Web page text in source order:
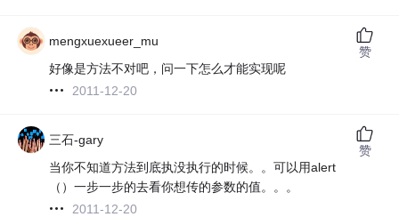
mengxuexueer_mu
好像是方法不对吧，问一下怎么才能实现呢
2011-12-20
赞
三石-gary
当你不知道方法到底执没执行的时候。。可以用alert
（）一步一步的去看你想传的参数的值。。。
2011-12-20
赞